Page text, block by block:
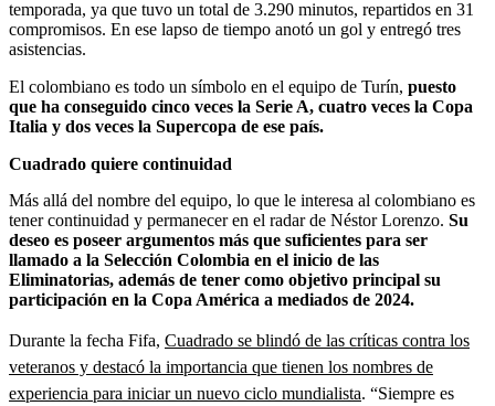
temporada, ya que tuvo un total de 3.290 minutos, repartidos en 31
compromisos. En ese lapso de tiempo anotó un gol y entregó tres
asistencias.
El colombiano es todo un símbolo en el equipo de Turín, puesto
que ha conseguido cinco veces la Serie A, cuatro veces la Copa
Italia y dos veces la Supercopa de ese país.
Cuadrado quiere continuidad
Más allá del nombre del equipo, lo que le interesa al colombiano es
tener continuidad y permanecer en el radar de Néstor Lorenzo. Su
deseo es poseer argumentos más que suficientes para ser
llamado a la Selección Colombia en el inicio de las
Eliminatorias, además de tener como objetivo principal su
participación en la Copa América a mediados de 2024.
Durante la fecha Fifa, Cuadrado se blindó de las críticas contra los
veteranos y destacó la importancia que tienen los nombres de
experiencia para iniciar un nuevo ciclo mundialista. “Siempre es